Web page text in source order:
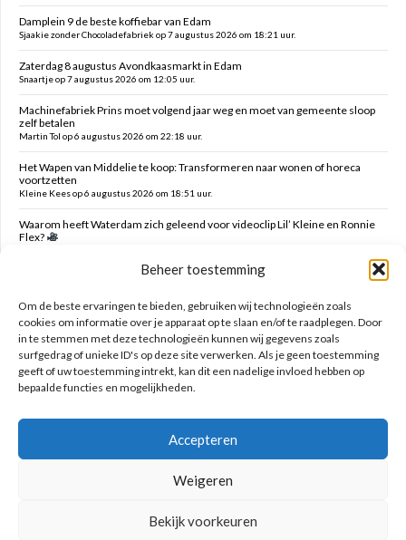
Beheer toestemming
Om de beste ervaringen te bieden, gebruiken wij technologieën zoals
cookies om informatie over je apparaat op te slaan en/of te raadplegen. Door
in te stemmen met deze technologieën kunnen wij gegevens zoals
surfgedrag of unieke ID's op deze site verwerken. Als je geen toestemming
geeft of uw toestemming intrekt, kan dit een nadelige invloed hebben op
bepaalde functies en mogelijkheden.
Accepteren
Weigeren
Bekijk voorkeuren
Damplein 9 de beste koffiebar van Edam
Sjaakie zonder Chocoladefabriek op 7 augustus 2026 om 18:21 uur.
Zaterdag 8 augustus Avondkaasmarkt in Edam
Snaartje op 7 augustus 2026 om 12:05 uur.
Machinefabriek Prins moet volgend jaar weg en moet van gemeente sloop
zelf betalen
Martin Tol op 6 augustus 2026 om 22:18 uur.
Het Wapen van Middelie te koop: Transformeren naar wonen of horeca
voortzetten
Kleine Kees op 6 augustus 2026 om 18:51 uur.
Waarom heeft Waterdam zich geleend voor videoclip Lil’ Kleine en Ronnie
Flex?
Verzoek verwijderen campers Ambachtstraat Edam
Zoeken op deze site